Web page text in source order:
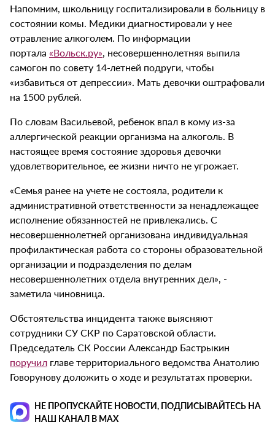
Напомним, школьницу госпитализировали в больницу в
состоянии комы. Медики диагностировали у нее
отравление алкоголем. По информации
портала «Вольск.ру», несовершеннолетняя выпила
самогон по совету 14-летней подруги, чтобы
«избавиться от депрессии». Мать девочки оштрафовали
на 1500 рублей.
По словам Васильевой, ребенок впал в кому из-за
аллергической реакции организма на алкоголь. В
настоящее время состояние здоровья девочки
удовлетворительное, ее жизни ничто не угрожает.
«Семья ранее на учете не состояла, родители к
административной ответственности за ненадлежащее
исполнение обязанностей не привлекались. С
несовершеннолетней организована индивидуальная
профилактическая работа со стороны образовательной
организации и подразделения по делам
несовершеннолетних отдела внутренних дел», -
заметила чиновница.
Обстоятельства инцидента также выясняют
сотрудники СУ СКР по Саратовской области.
Председатель СК России Александр Бастрыкин
поручил главе территориального ведомства Анатолию
Говорунову доложить о ходе и результатах проверки.
НЕ ПРОПУСКАЙТЕ НОВОСТИ, ПОДПИСЫВАЙТЕСЬ НА
НАШ КАНАЛ В MAX